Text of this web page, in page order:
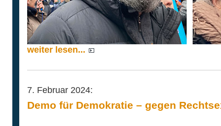
weiter lesen...
7. Februar 2024:
Demo für Demokratie – gegen